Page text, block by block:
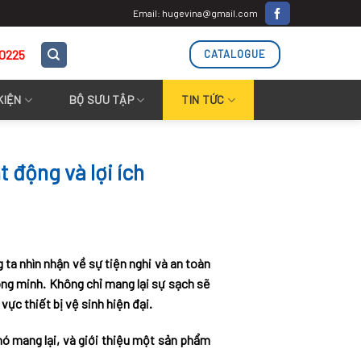
Email: hugevina@gmail.com
CATALOGUE
BỘ SƯU TẬP TIN TỨC
động và lợi ích
nhìn nhận về sự tiện nghi và an toàn
minh. Không chỉ mang lại sự sạch sẽ
thiết bị vệ sinh hiện đại.
mang lại, và giới thiệu một sản phẩm